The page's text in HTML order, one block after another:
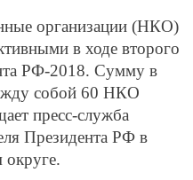
организации (НКО)
в ходе второго
РФ-2018. Сумму в
собой 60 НКО
пресс-служба
Президента РФ в